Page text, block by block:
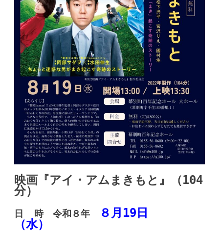
映画『アイ・アムまきもと』（104
分）
日 時 令和８年
８月19日
（水）